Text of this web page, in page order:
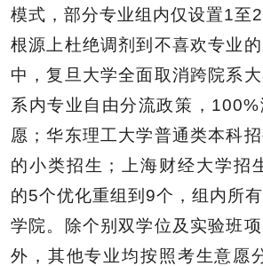
模式，部分专业组内仅设置1至
根源上杜绝调剂到不喜欢专业
中，复旦大学全面取消跨院系
系内专业自由分流政策，
愿；华东理工大学普通类本科
的小类招生；上海财经大学招
的5个优化重组到9个，组内所
学院。除个别双学位及实验班
外，其他专业均按照考生意愿